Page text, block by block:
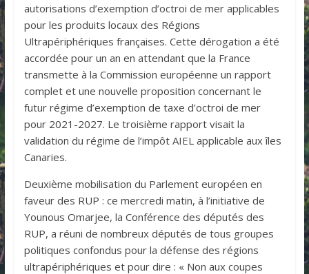
autorisations d’exemption d’octroi de mer applicables
pour les produits locaux des Régions
Ultrapériphériques françaises. Cette dérogation a été
accordée pour un an en attendant que la France
transmette à la Commission européenne un rapport
complet et une nouvelle proposition concernant le
futur régime d’exemption de taxe d’octroi de mer
pour 2021-2027. Le troisième rapport visait la
validation du régime de l’impôt AIEL applicable aux îles
Canaries.
Deuxième mobilisation du Parlement européen en
faveur des RUP : ce mercredi matin, à l’initiative de
Younous Omarjee, la Conférence des députés des
RUP, a réuni de nombreux députés de tous groupes
politiques confondus pour la défense des régions
ultrapériphériques et pour dire : « Non aux coupes